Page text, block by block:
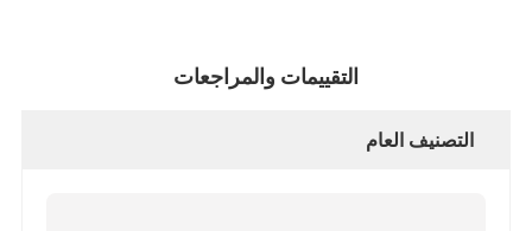
التقييمات والمراجعات
التصنيف العام